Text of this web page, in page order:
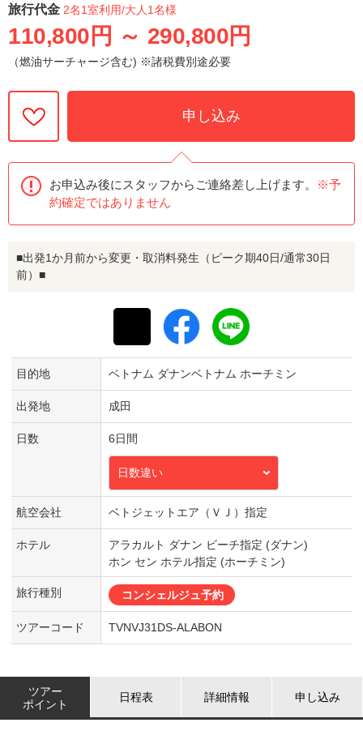
旅行代金 2名1室利用/大人1名様
110,800円 ～ 290,800円
（燃油サーチャージ含む) ※諸税費別途必要
申し込み
お申込み後にスタッフからご連絡差し上げます。
※予
約確定ではありません
■出発1か月前から変更・取消料発生（ピーク期40日/通常30日
前）■
目的地 ベトナム ダナンベトナム ホーチミン
出発地 成田
日数 6日間
日数違い
航空会社 ベトジェットエア（ＶＪ）指定
ホテル
アラカルト ダナン ビーチ指定 (ダナン)
ホン セン ホテル指定 (ホーチミン)
旅行種別 コンシェルジュ予約
ツアーコード TVNVJ31DS-ALABON
ツアー
ポイント
日程表 詳細情報 申し込み